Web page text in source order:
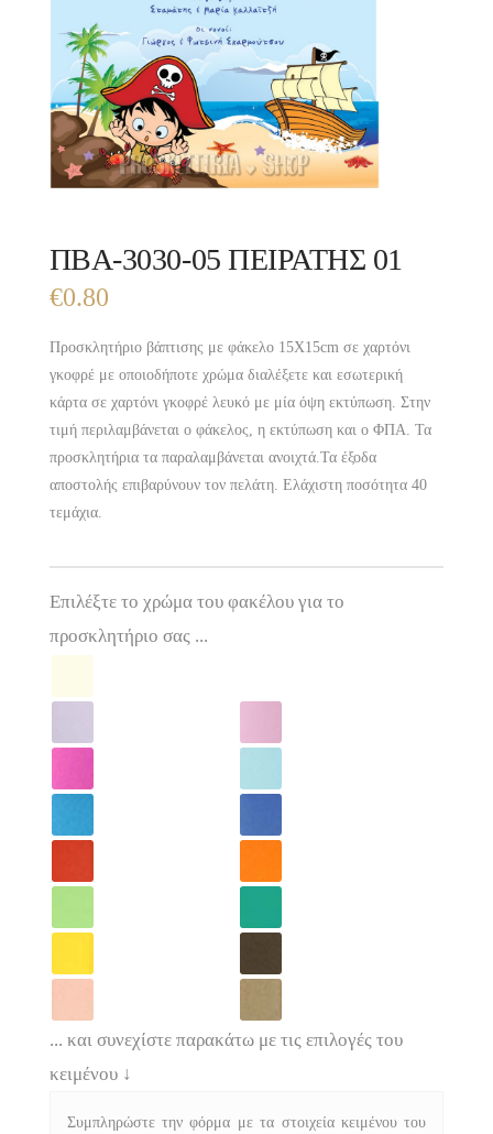
ΠΒΑ-3030-05 ΠΕΙΡΑΤΗΣ 01
€0.80
Προσκλητήριο βάπτισης με φάκελο 15X15cm σε χαρτόνι
γκοφρέ με οποιοδήποτε χρώμα διαλέξετε και εσωτερική
κάρτα σε χαρτόνι γκοφρέ λευκό με μία όψη εκτύπωση. Στην
τιμή περιλαμβάνεται ο φάκελος, η εκτύπωση και ο ΦΠΑ. Τα
προσκλητήρια τα παραλαμβάνεται ανοιχτά.Τα έξοδα
αποστολής επιβαρύνουν τον πελάτη. Ελάχιστη ποσότητα 40
τεμάχια.
Επιλέξτε το χρώμα του φακέλου για το
προσκλητήριο σας ...
... και συνεχίστε παρακάτω με τις επιλογές του
κειμένου ↓
Συμπληρώστε την φόρμα με τα στοιχεία κειμένου του